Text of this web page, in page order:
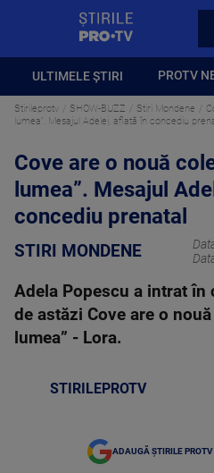
ULTIMELE ȘTIRI PROTV
Stirileprotv SHOW-BUZZ Stiri Mondene
lumea”. Mesajul Adelei, aflată în concediu
Cove are o nouă
lumea”. Mesajul
concediu prenatal
STIRI MONDENE
Adela Popescu a intrat în
de astăzi Cove are o
lumea” - Lora.
STIRILEPROTV
ADAUGĂ ȘTIRILE PROTV